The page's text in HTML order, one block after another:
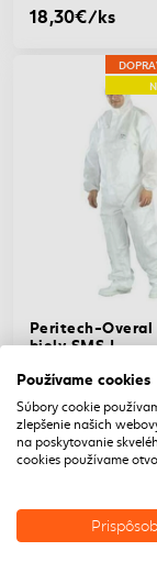
18,30€/ks
Peritech-Overal
biely SMS L
biely SMS L
4,37€
4,30€/ks
Používame cookies
Súbory cookie
zlepšenie našich
na poskytovanie
cookies používame